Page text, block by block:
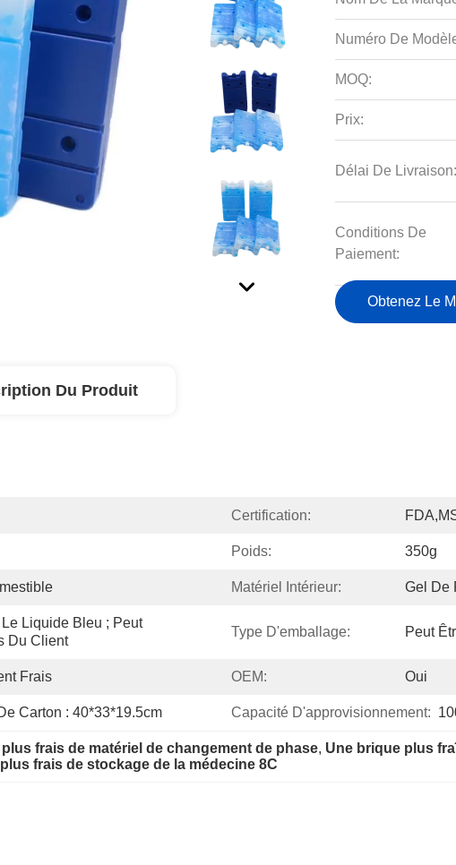
Numéro De
MOQ:
Prix:
Délai De Livraison:
Conditions De
Paiement:
Obtenez Le
Du Produit
Certification:
Poids: 350g
Matériel Intérieur: Gel De
Liquide Bleu ; Peut
Du Client
Type D'emballage: Peut
Frais OEM: Oui
Carton : 40*33*19.5cm Capacité D'approvisionnement:
frais de matériel de changement de phase, Une brique plus
frais de stockage de la médecine 8C